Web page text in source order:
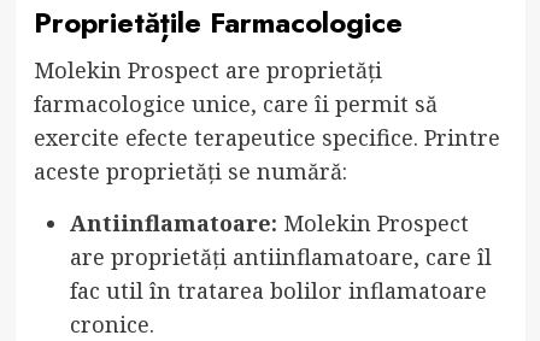
Proprietățile Farmacologice
Molekin Prospect are proprietăți
farmacologice unice, care îi permit să
exercite efecte terapeutice specifice. Printre
aceste proprietăți se numără:
Antiinflamatoare: Molekin Prospect
are proprietăți antiinflamatoare, care îl
fac util în tratarea bolilor inflamatoare
cronice.